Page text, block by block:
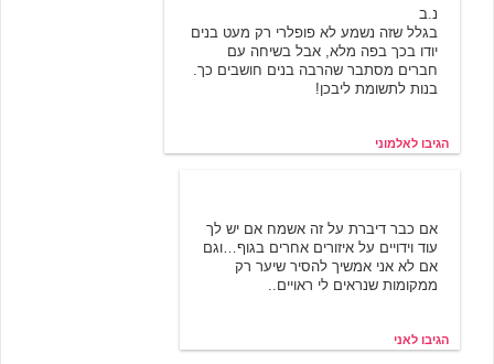
נ.ב
בגלל שזה נשמע לא פופלרי רק מעט בנים
יודו בכך בפה מלא, אבל בשיחה עם
חברים מסתבר שהרבה בנים חושבים כך.
בנות לתשומת ליבכן!
הגיבו לאלמוני
אם כבר דיברת על זה אשמח אם יש לך
עוד וידויים על איזורים אחרים בגוף…וגם
אם לא אני אמשיך להסיר שיער רק
ממקומות שנראים לי ראויים..
הגיבו לאני